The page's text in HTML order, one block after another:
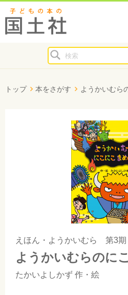
トップ 本をさがす ようかいむら
えほん・ようかいむら 第3期
ようかいむらのに
たかいよしかず 作・絵